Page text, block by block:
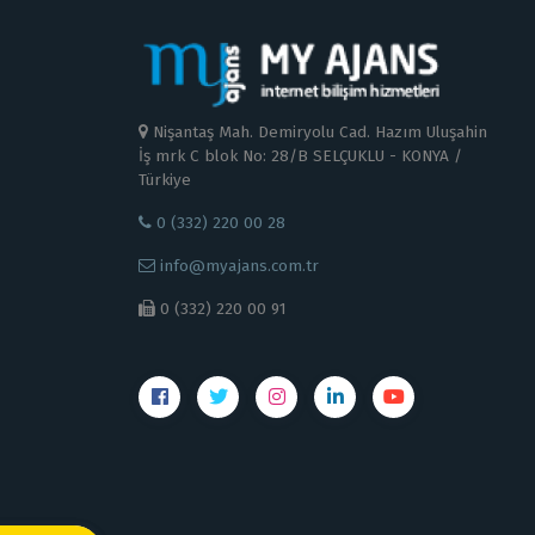
Nişantaş Mah. Demiryolu Cad. Hazım Uluşahin
İş mrk C blok No: 28/B SELÇUKLU - KONYA /
Türkiye
0 (332) 220 00 28
info@myajans.com.tr
0 (332) 220 00 91